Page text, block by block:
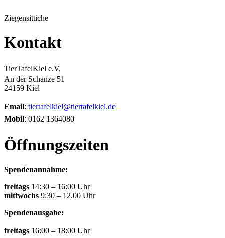
Ziegensittiche
Kontakt
TierTafelKiel e.V,
An der Schanze 51
24159 Kiel
Email: tiertafelkiel@tiertafelkiel.de
Mobil: 0162 1364080
Öffnungszeiten
Spendenannahme:
freitags 14:30 – 16:00 Uhr
mittwochs 9:30 – 12.00 Uhr
Spendenausgabe:
freitags 16:00 – 18:00 Uhr